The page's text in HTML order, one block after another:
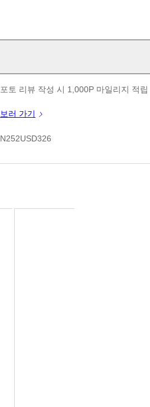
판매가
포토 리뷰 작성 시 1,000P 마일리지 적립
보러 가기
N252USD326